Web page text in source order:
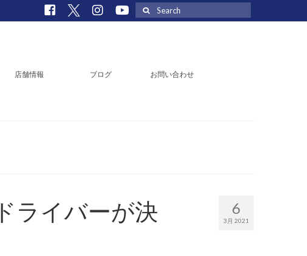
Search
for:
店舗情報 ブログ お問い合わせ
6
3月 2021
ライバーが決